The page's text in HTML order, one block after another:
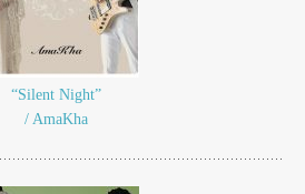
“Silent Night”
/ AmaKha